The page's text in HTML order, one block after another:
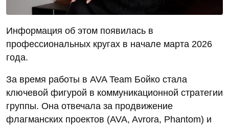
Информация об этом появилась в
профессиональных кругах в начале марта 2026
года.
За время работы в AVA Team Бойко стала
ключевой фигурой в коммуникационной стратегии
группы. Она отвечала за продвижение
флагманских проектов (AVA, Avrora, Phantom) и